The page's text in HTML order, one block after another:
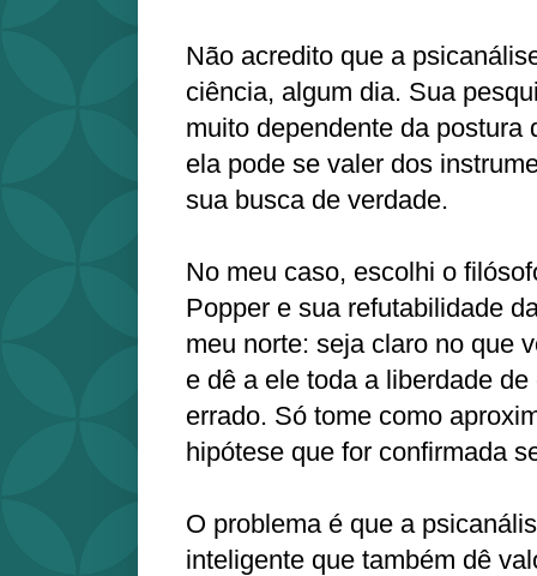
Não acredito que a
ciência, algum dia. Sua
muito dependente da postura
ela pode se valer dos
sua busca de verdade.
No meu caso, escolhi o
Popper e sua refutabilidade
meu norte: seja claro no que
e dê a ele toda a liberdade
errado. Só tome como
hipótese que for confirmada
O problema é que a
inteligente que também dê